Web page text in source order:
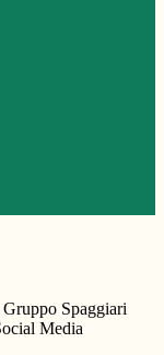
Spaggiari
Media